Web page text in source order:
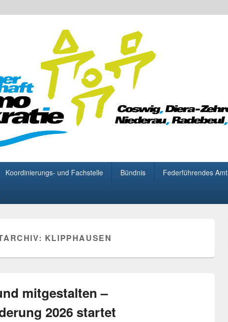
für Demokratie
Koordinierungs- und Fachstelle Bündnis Federführendes Amt
KLIPPHAUSEN
mitgestalten –
2026 startet